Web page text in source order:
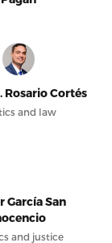
Rosario Cortés
and law
García San
and justice